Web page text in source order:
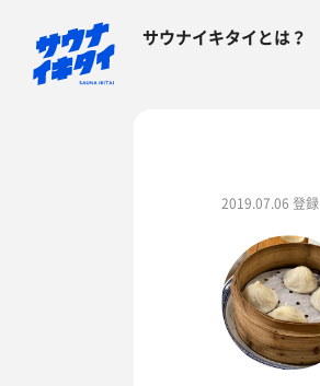
サウナイキタイとは？
2019.07.06 登録